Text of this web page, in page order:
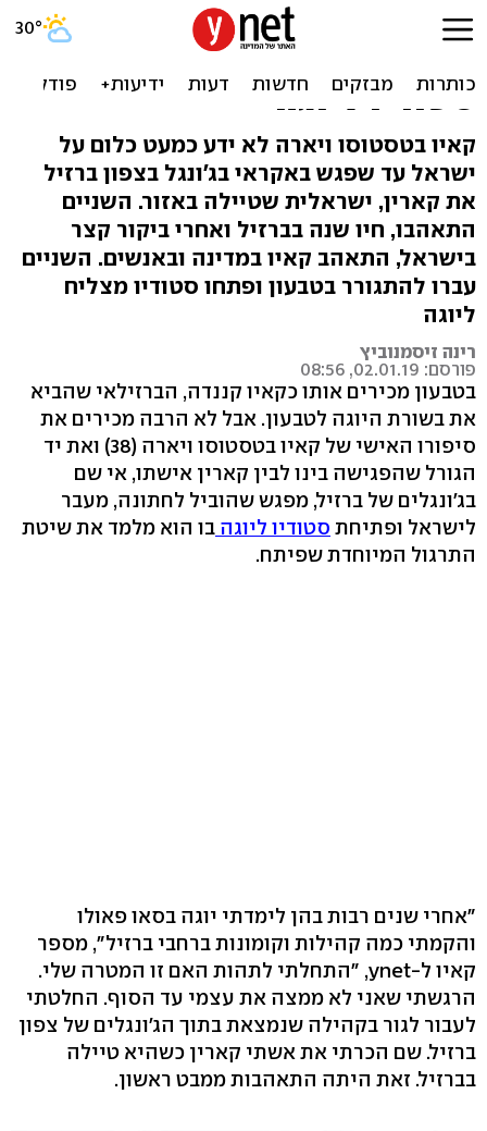
הברזילאי שהתאהב
בישראלית, עלה לארץ ופתח
סטודיו ליוגה
קאיו בטסטוסו ויארה לא ידע כמעט כלום על
ישראל עד שפגש באקראי בג'ונגל בצפון ברזיל
את קארין, ישראלית שטיילה באזור. השניים
התאהבו, חיו שנה בברזיל ואחרי ביקור קצר
בישראל, התאהב קאיו במדינה ובאנשים. השניים
עברו להתגורר בטבעון ופתחו סטודיו מצליח
ליוגה
רינה זיסמנוביץ
פורסם: 02.01.19, 08:56
בטבעון מכירים אותו כקאיו קננדה, הברזילאי שהביא
את בשורת היוגה לטבעון. אבל לא הרבה מכירים את
סיפורו האישי של קאיו בטסטוסו ויארה (38) ואת יד
הגורל שהפגישה בינו לבין קארין אישתו, אי שם
בג'ונגלים של ברזיל, מפגש שהוביל לחתונה, מעבר
לישראל ופתיחת סטודיו ליוגה בו הוא מלמד את שיטת
התרגול המיוחדת שפיתח.
"אחרי שנים רבות בהן לימדתי יוגה בסאו פאולו
והקמתי כמה קהילות וקומונות ברחבי ברזיל", מספר
קאיו ל-ynet, "התחלתי לתהות האם זו המטרה שלי.
הרגשתי שאני לא ממצה את עצמי עד הסוף. החלטתי
לעבור לגור בקהילה שנמצאת בתוך הג'ונגלים של צפון
ברזיל. שם הכרתי את אשתי קארין כשהיא טיילה
בברזיל. זאת היתה התאהבות ממבט ראשון.